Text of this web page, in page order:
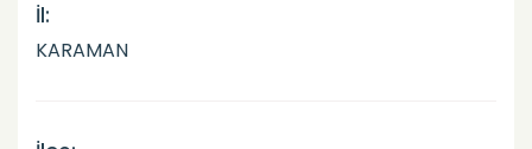
İl:
KARAMAN